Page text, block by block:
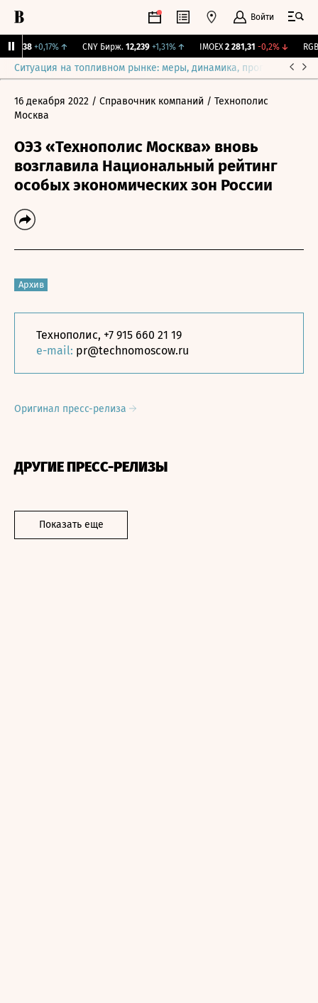
Войти
115,38 +0,17%↑ CNY Бирж. 12,239 +1,31% ↑ IMOEX 2 281,31 -0,2%↓
Ситуация на топливном рынке: меры, динамика, прогнозы
16 декабря 2022 / Справочник компаний / Технополис
Москва
ОЭЗ «Технополис Москва» вновь
возглавила Национальный рейтинг
особых экономических зон России
Архив
Технополис, +7 915 660 21 19
e-mail: pr@technomoscow.ru
Оригинал пресс-релиза
ДРУГИЕ ПРЕСС-РЕЛИЗЫ
Показать еще